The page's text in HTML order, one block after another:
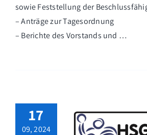
sowie Feststellung der
– Anträge zur Tagesordnung
– Berichte des Vorstands und …
17
09, 2024